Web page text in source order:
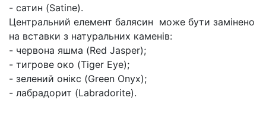
- сатин (Satine).
Центральний елемент балясин може бути замінено
на вставки з натуральних каменів:
- червона яшма (Red Jasper);
- тигрове око (Tiger Eye);
- зелений онікс (Green Onyx);
- лабрадорит (Labradorite).